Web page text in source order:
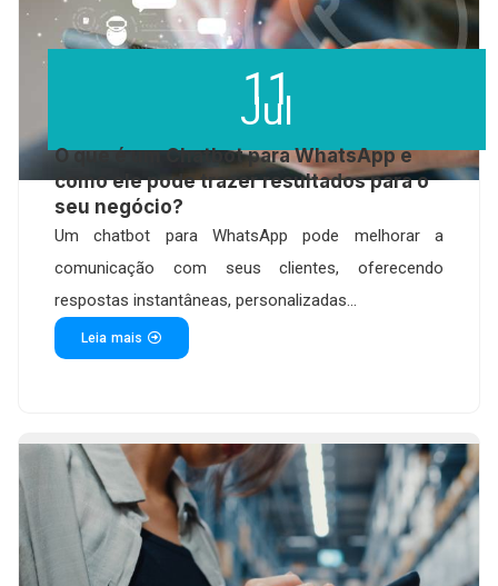
11
Jul
O que é um Chatbot para WhatsApp e
como ele pode trazer resultados para o
seu negócio?
Um chatbot para WhatsApp pode melhorar a
comunicação com seus clientes, oferecendo
respostas instantâneas, personalizadas...
Leia mais